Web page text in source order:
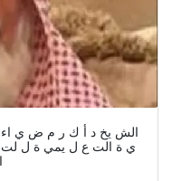
الش يخ د أ ك ر م ض ي
ي ة الت ع ل يمي ة ل